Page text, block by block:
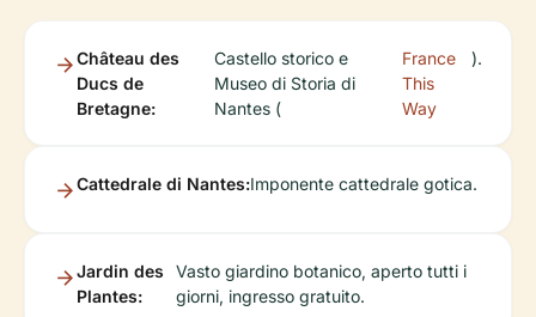
Château des
Ducs de
Bretagne:
Castello storico e
Museo di Storia di
Nantes (
France
This
Way
).
Cattedrale di Nantes:Imponente cattedrale gotica.
Jardin des
Plantes:
Vasto giardino botanico, aperto tutti i
giorni, ingresso gratuito.